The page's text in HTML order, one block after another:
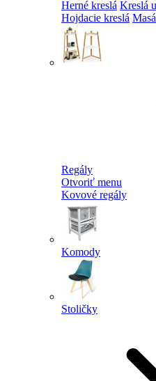
Herné kreslá Kreslá
Hojdacie kreslá
Regály
Otvoriť menu
Kovové regály
Komody
Stoličky